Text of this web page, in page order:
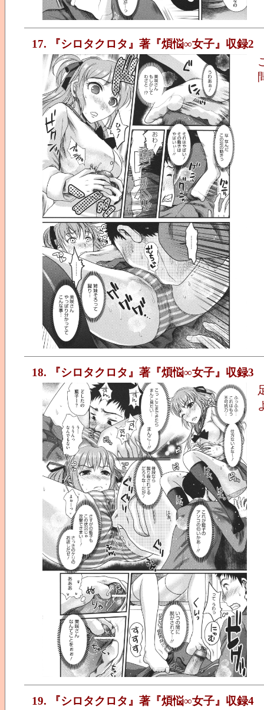
17. 『シロタクロタ』著『煩悩∞女子』収録2
18. 『シロタクロタ』著『煩悩∞女子』収録3
19. 『シロタクロタ』著『煩悩∞女子』収録4